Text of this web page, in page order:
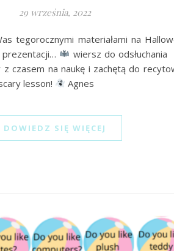
29 września, 2022
tegorocznymi materiałami na
prezentacji…
wiersz do odsłuchania
z czasem na naukę i zachętą do
lesson!
Agnes
DOWIEDZ SIĘ WIĘCEJ